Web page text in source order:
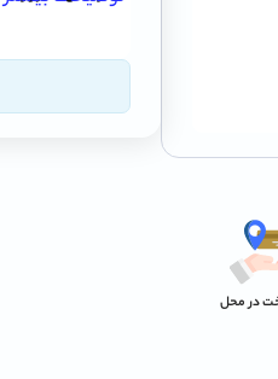
در محل